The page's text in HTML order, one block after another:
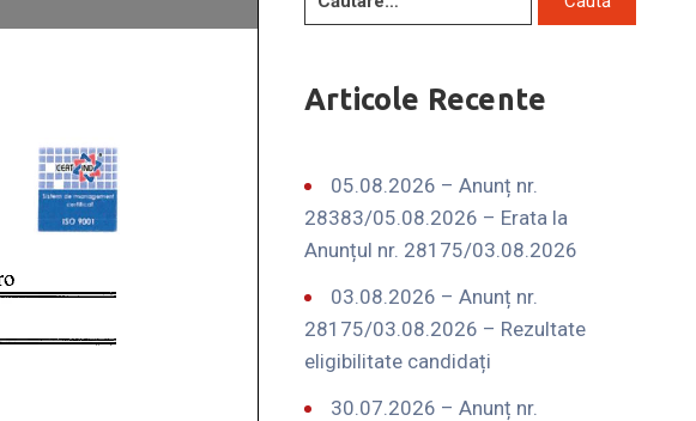
Articole Recente
05.08.2026 – Anunț nr.
28383/05.08.2026 – Erata la
Anunțul nr. 28175/03.08.2026
03.08.2026 – Anunț nr.
28175/03.08.2026 – Rezultate
eligibilitate candidați
30.07.2026 – Anunț nr.